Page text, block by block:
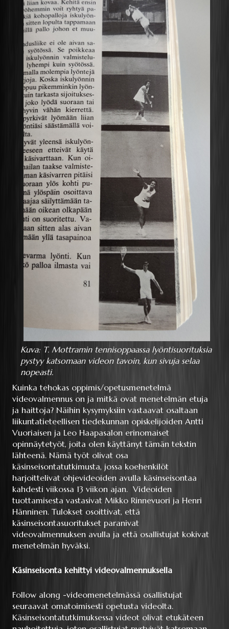
Kuva: T. Mottramin tennisoppaassa lyöntisuorituksia
pystyy katsomaan videon tavoin, kun sivuja selaa
nopeasti.
Kuinka tehokas oppimis/opetusmenetelmä
videovalmennus on ja mitkä ovat menetelmän etuja
ja haittoja? Näihin kysymyksiin vastaavat osaltaan
liikuntatieteellisen tiedekunnan opiskelijoiden Antti
Vuoriaisen ja Leo Haapasalon erinomaiset
opinnäytetyöt, joita olen käyttänyt tämän tekstin
lähteenä. Nämä työt olivat osa
käsinseisontatutkimusta, jossa koehenkilöt
harjoittelivat ohjevideoiden avulla käsinseisontaa
kahdesti viikossa 13 viikon ajan. Videoiden
tuottamisesta vastasivat Mikko Rinnevuori ja Henri
Hänninen. Tulokset osoittivat, että
käsinseisontasuoritukset paranivat
videovalmennuksen avulla ja että osallistujat kokivat
menetelmän hyväksi.
Käsinseisonta kehittyi videovalmennuksella
Follow along -videomenetelmässä osallistujat
seuraavat omatoimisesti opetusta videolta.
Käsinseisontatutkimuksessa videot olivat etukäteen